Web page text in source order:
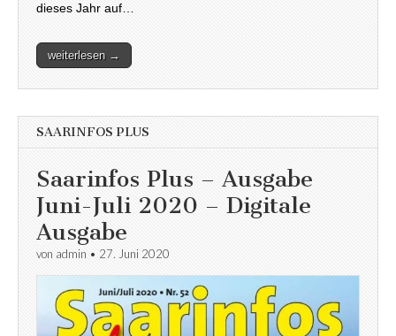
dieses Jahr auf…
weiterlesen →
SAARINFOS PLUS
Saarinfos Plus – Ausgabe
Juni-Juli 2020 – Digitale
Ausgabe
von admin • 27. Juni 2020